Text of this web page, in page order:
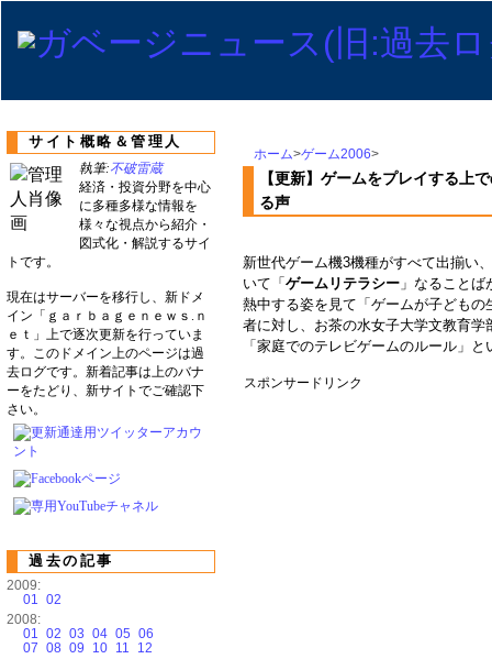
ホーム>ゲーム2006>
【更新】ゲームをプレイする上
る声
新世代ゲーム機3機種がすべて出揃い
いて「 ゲームリテラシー 」なること
熱中する姿を見て「ゲームが子ども
者に対し、お茶の水女子大学文教育
「家庭でのテレビゲームのルール」
スポンサードリンク
サイト概略＆管理人
執筆:不破雷蔵
経済・投資分野を中心
に多種多様な情報を
様々な視点から紹介・
図式化・解説するサイ
トです。
現在はサーバーを移行し、新ドメ
イン「ｇａｒｂａｇｅｎｅｗｓ.ｎ
ｅｔ」上で逐次更新を行っていま
す。このドメイン上のページは過
去ログです。新着記事は上のバナ
ーをたどり、新サイトでご確認下
さい。
過去の記事
2009:
01 02
2008:
01 02 03 04 05 06
07 08 09 10 11
12